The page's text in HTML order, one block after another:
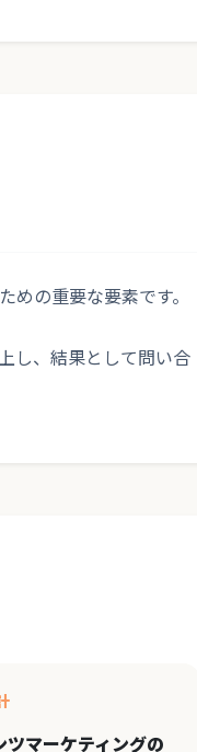
の重要な要素です。
し、結果として問い合
マーケティングの